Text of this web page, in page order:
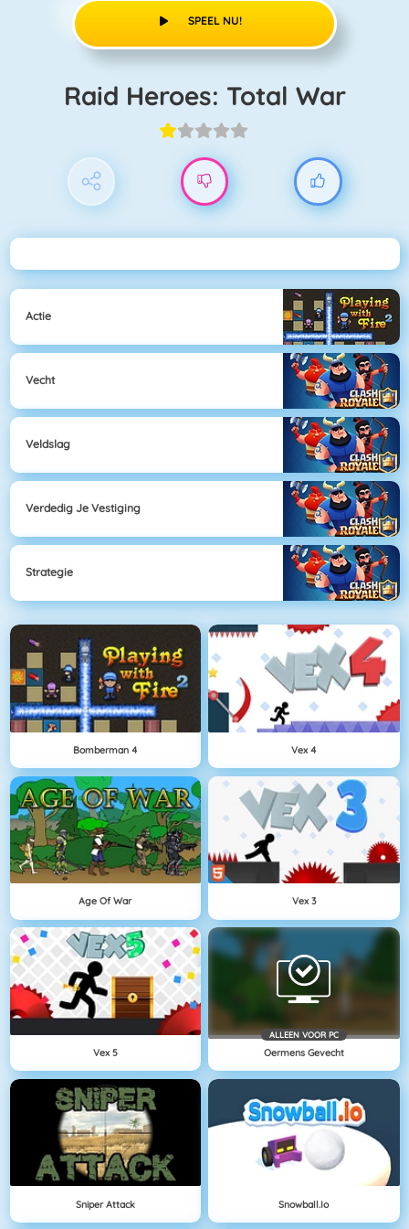
SPEEL NU!
Raid Heroes: Total War
Actie
Vecht
Veldslag
Verdedig Je Vestiging
Strategie
Bomberman 4 Vex 4
Age Of War Vex 3
Vex 5
ALLEEN VOOR PC
Oermens Gevecht
Sniper Attack Snowball.io